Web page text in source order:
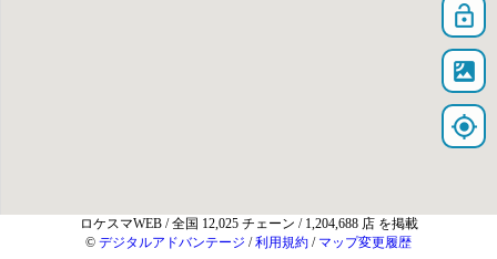
lock_open
satellite
my_location
ロケスマWEB / 全国 12,025 チェーン / 1,204,688 店 を掲載
© デジタルアドバンテージ /利用規約 / マップ変更履歴